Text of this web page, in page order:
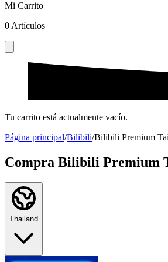
Mi Carrito
0 Artículos
Tu carrito está actualmente vacío.
Página principal/Bilibili/Bilibili Premium
Compra Bilibili Premium
Thailand